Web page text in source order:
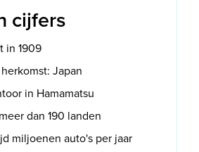
cijfers
in 1909
Japan
in Hamamatsu
dan 190 landen
miljoenen auto's per jaar